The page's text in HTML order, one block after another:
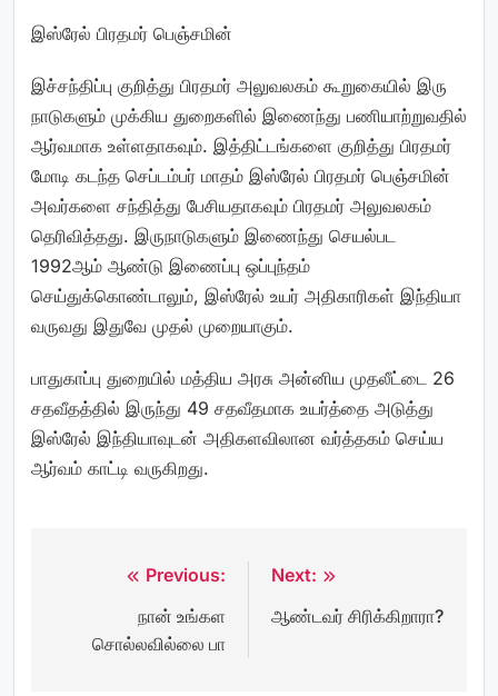
இஸ்ரேல் பிரதமர் பெஞ்சமின்
இச்சந்திப்பு குறித்து பிரதமர் அலுவலகம் கூறுகையில் இரு
நாடுகளும் முக்கிய துறைகளில் இணைந்து பணியாற்றுவதில்
ஆர்வமாக உள்ளதாகவும். இத்திட்டங்களை குறித்து பிரதமர்
மோடி கடந்த செப்டம்பர் மாதம் இஸ்ரேல் பிரதமர் பெஞ்சமின்
அவர்களை சந்தித்து பேசியதாகவும் பிரதமர் அலுவலகம்
தெரிவித்தது. இருநாடுகளும் இணைந்து செயல்பட
1992ஆம் ஆண்டு இணைப்பு ஒப்புந்தம்
செய்துக்கொண்டாலும், இஸ்ரேல் உயர் அதிகாரிகள் இந்தியா
வருவது இதுவே முதல் முறையாகும்.
பாதுகாப்பு துறையில் மத்திய அரசு அன்னிய முதலீட்டை 26
சதவீதத்தில் இருந்து 49 சதவீதமாக உயர்த்தை அடுத்து
இஸ்ரேல் இந்தியாவுடன் அதிகளவிலான வர்த்தகம் செய்ய
ஆர்வம் காட்டி வருகிறது.
navigation
Previous:
நான் உங்கள
சொல்லவில்லை பா
Next:
ஆண்டவர் சிரிக்கிறாரா?